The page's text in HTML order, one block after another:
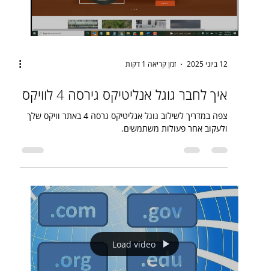
12 ביוני 2025 זמן קריאה 1 דקות
איך לחבר גוגל אנליטיקס גירסה 4 לוויקס
צפה במדריך לשילוב גוגל אנליטיקס גרסה 4 באתר וויקס שלך
ולעקוב אחר פעולות משתמשים.
Load video